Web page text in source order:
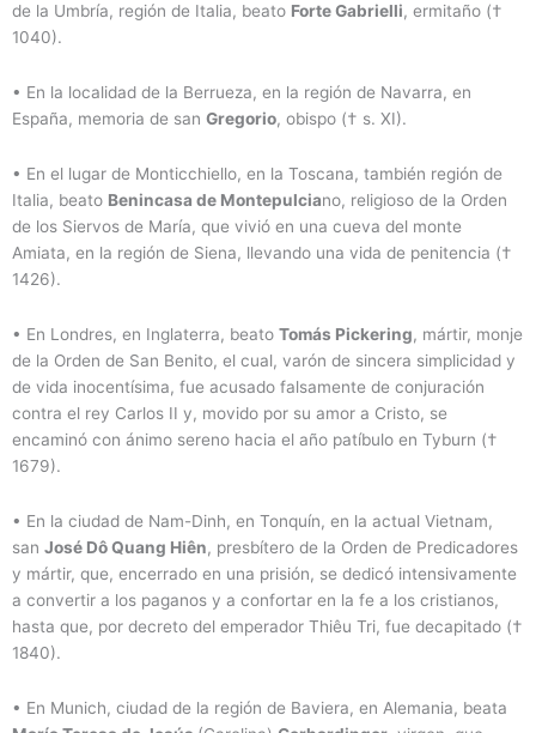
de la Umbría, región de Italia, beato Forte Gabrielli, ermitaño (†
1040).
• En la localidad de la Berrueza, en la región de Navarra, en
España, memoria de san Gregorio, obispo († s. XI).
• En el lugar de Monticchiello, en la Toscana, también región de
Italia, beato Benincasa de Montepulciano, religioso de la Orden
de los Siervos de María, que vivió en una cueva del monte
Amiata, en la región de Siena, llevando una vida de penitencia (†
1426).
• En Londres, en Inglaterra, beato Tomás Pickering, mártir, monje
de la Orden de San Benito, el cual, varón de sincera simplicidad y
de vida inocentísima, fue acusado falsamente de conjuración
contra el rey Carlos II y, movido por su amor a Cristo, se
encaminó con ánimo sereno hacia el año patíbulo en Tyburn (†
1679).
• En la ciudad de Nam-Dinh, en Tonquín, en la actual Vietnam,
san José Dô Quang Hiên, presbítero de la Orden de Predicadores
y mártir, que, encerrado en una prisión, se dedicó intensivamente
a convertir a los paganos y a confortar en la fe a los cristianos,
hasta que, por decreto del emperador Thiêu Tri, fue decapitado (†
1840).
• En Munich, ciudad de la región de Baviera, en Alemania, beata